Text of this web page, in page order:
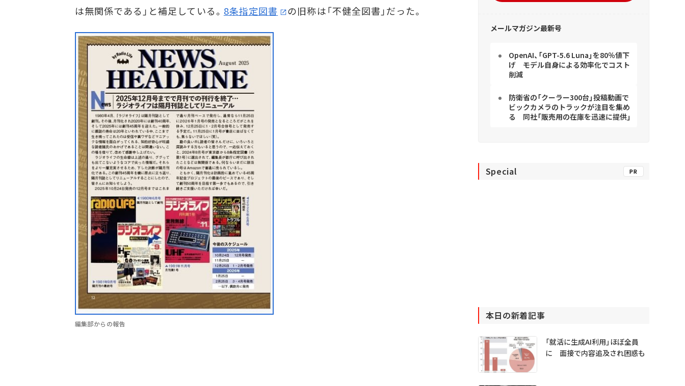
は無関係である」と補足している。 8条指定図書 の旧称は「不健全図書」だった。
編集部からの報告
メールマガジン最新号
OpenAI、「GPT-5.6 Luna」を80％値下
げ モデル自身による効率化でコスト
削減
防衛省の「クーラー300台」投稿動画で
ビックカメラのトラックが注目を集め
る 同社「販売用の在庫を迅速に提供」
Special PR
本日の新着記事
「就活に生成AI利用」ほぼ全員
に 面接で内容追及され困惑も